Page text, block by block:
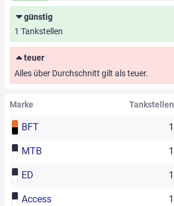
günstig
1 Tankstellen
teuer
Alles über Durchschnitt gilt als teuer.
Marke Tankstellen
BFT 1
MTB 1
ED 1
Access 1